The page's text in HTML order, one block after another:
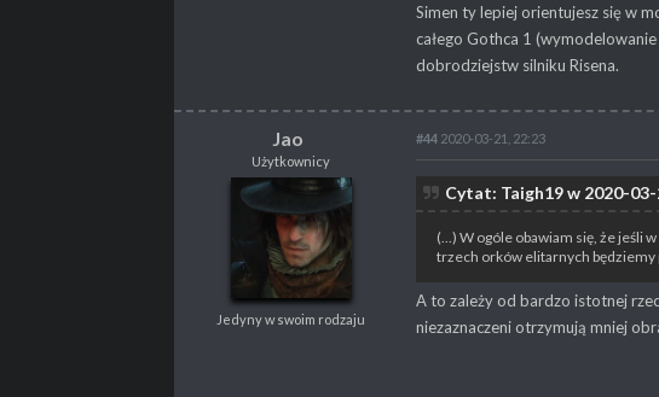
Simen ty lepiej orientujesz się w
całego Gothca 1
dobrodziejstw silniku Risena.
Jao
Jao
Użytkownicy
POSTY
Użytkownicy
Jedyny w swoim rodzaju
#44 2020-03-21, 22:23
Cytat: Taigh19 w 2020-03-
(...) W ogóle obawiam się, że jeśli
trzech orków elitarnych będziemy
A to zależy od bardzo istotnej
niezaznaczeni otrzymują mniej